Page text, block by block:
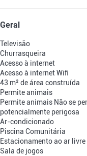
Geral
Televisão
Churrasqueira
Acesso à internet
Acesso à internetWifi
43 m² de área construída
Permite animais
Permite animais Não se
potencialmente perigosa
Ar-condicionado
Piscina Comunitária
Estacionamento ao ar
Sala de jogos